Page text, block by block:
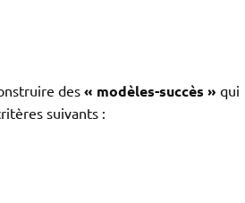
des « modèles-succès » qui
suivants :